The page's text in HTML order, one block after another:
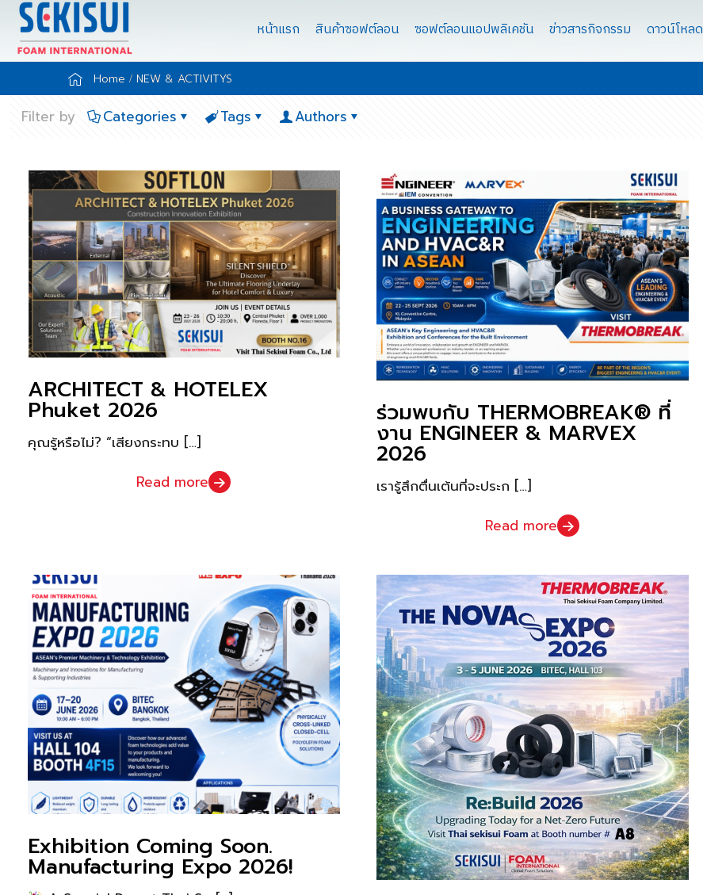
หน้าแรก สินค้าซอฟต์ลอน ซอฟต์ลอนแอปพลิเคชัน ข่าวสารกิจกรรม ดาวน์โหลด
Home NEW & ACTIVITYS
Filter by Categories Tags Authors
ARCHITECT & HOTELEX
Phuket 2026
คุณรู้หรือไม่? “เสียงกระทบ […]
Read more
ร่วมพบกับ THERMOBREAK® ที่
งาน ENGINEER & MARVEX
2026
เรารู้สึกตื่นเต้นที่จะประก […]
Read more
Exhibition Coming Soon.
Manufacturing Expo 2026!